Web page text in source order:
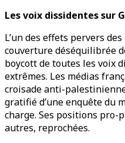
Les voix dissidentes sur
L’un des effets pervers
couverture déséquilibrée
boycott de toutes les voix
extrêmes. Les médias
croisade anti-
gratifié d’une enquête du
charge. Ses positions
autres, reprochées.